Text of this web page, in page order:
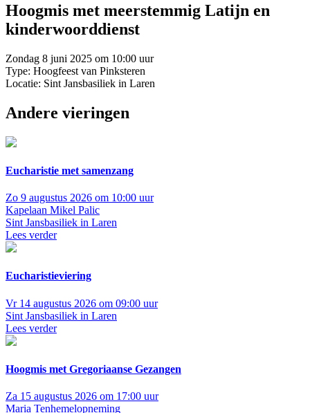
Hoogmis met meerstemmig Latijn en
kinderwoorddienst
Zondag 8 juni 2025 om 10:00 uur
Type: Hoogfeest van Pinksteren
Locatie: Sint Jansbasiliek in Laren
Andere vieringen
Eucharistie met samenzang
Zo 9 augustus 2026 om 10:00 uur
Kapelaan Mikel Palic
Sint Jansbasiliek in Laren
Lees verder
Eucharistieviering
Vr 14 augustus 2026 om 09:00 uur
Sint Jansbasiliek in Laren
Lees verder
Hoogmis met Gregoriaanse Gezangen
Za 15 augustus 2026 om 17:00 uur
Maria Tenhemelopneming